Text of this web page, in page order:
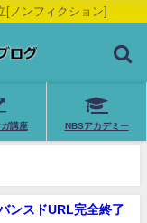
[ノンフィクション]
講座 NBSアカデミー
ンスドURL完全終了